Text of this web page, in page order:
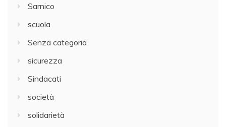
Sarnico
scuola
Senza categoria
sicurezza
Sindacati
società
solidarietà